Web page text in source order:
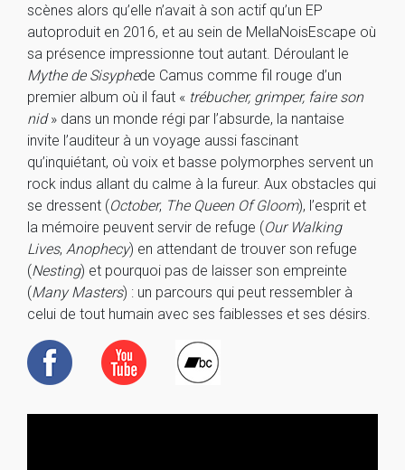
scènes alors qu’elle n’avait à son actif qu’un EP
autoproduit en 2016, et au sein de MellaNoisEscape où
sa présence impressionne tout autant. Déroulant le
Mythe de Sisyphede Camus comme fil rouge d’un
premier album où il faut « trébucher, grimper, faire son
nid» dans un monde régi par l’absurde, la nantaise
invite l’auditeur à un voyage aussi fascinant
qu’inquiétant, où voix et basse polymorphes servent un
rock indus allant du calme à la fureur. Aux obstacles qui
se dressent (October, The Queen Of Gloom), l’esprit et
la mémoire peuvent servir de refuge (Our Walking
Lives, Anophecy) en attendant de trouver son refuge
(Nesting) et pourquoi pas de laisser son empreinte
(Many Masters) : un parcours qui peut ressembler à
celui de tout humain avec ses faiblesses et ses désirs.